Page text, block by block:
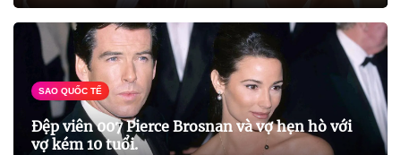
SAO QUỐC TẾ
Đệp viên 007 Pierce Brosnan và vợ hẹn hò với
vợ kém 10 tuổi.